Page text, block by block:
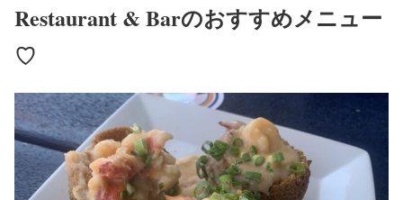
Restaurant & Barのおすすめメニュー
♡